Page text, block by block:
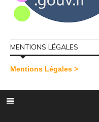
MENTIONS LÉGALES
Mentions Légales >